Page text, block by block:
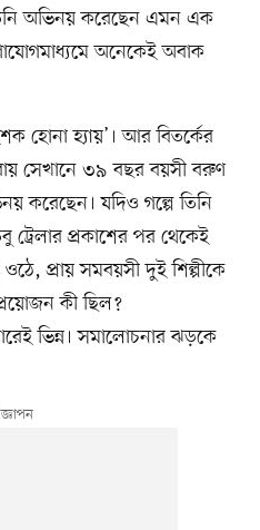
অভিনয় করেছেন এমন এক
অনেকেই অবাক
হোনা হ্যায়’। আর বিতর্কের
সেখানে ৩৯ বছর বয়সী বরুণ
করেছেন। যদিও গল্পে তিনি
ট্রেলার প্রকাশের পর থেকেই
প্রায় সমবয়সী দুই শিল্পীকে
কী ছিল?
ভিন্ন। সমালোচনার ঝড়কে